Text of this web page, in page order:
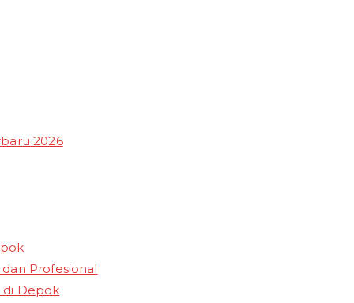
2026
Profesional
di Depok